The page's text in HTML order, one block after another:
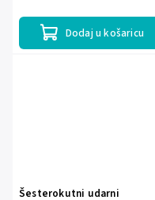
Dodaj u košaricu
Šesterokutni udarni